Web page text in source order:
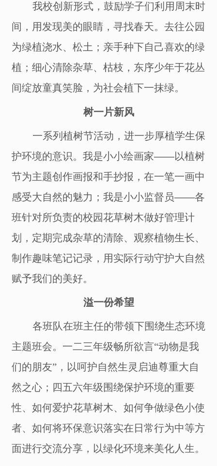
我校创新形式，鼓励学子们利用周末时
间，用发现美的眼睛，寻找春天。去往公园
为绿植浇水、松土；亲手种下自己喜欢的绿
植；细心清除杂草、枯枝， 东序少年于花丛
间绽放童真笑脸，为社会植下一抹绿。
树一片新风
一系列植树节活动，进一步厚植学生保
护环境的意识。 我是小小绘画家――以植树
节为主题创作画报和手抄报，在一笔一画中
感受大自然的魅力 ； 我是小小监督员――各
班针对所负责的校园花草树木做好管理计
划，定期完成杂草的清除、观察植物生长、
制作趣味笔记记录，用实际行动守护大自然
赋予我们的美好。
溢一份希望
各班队在班主任的带领下围绕生态环境
主题班会。 一二三年级畅所欲言“动物是我
们的朋友”，以呵护自然生灵启迪尊重大自
然之心；四五六年级围绕保护环境的重要
性、如何爱护花草树木、如何争做绿色小使
者、如何将环保意识落实在日常行为中等方
面进行交流分享 ， 以绿化环境来美化人生。